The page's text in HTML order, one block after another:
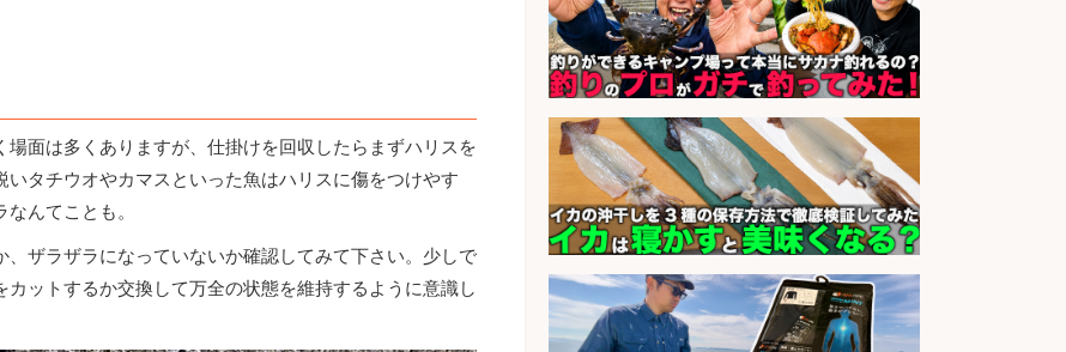
面は多くありますが、仕掛けを回収したらまずハリスを
タチウオやカマスといった魚はハリスに傷をつけやす
んてことも。
ザラザラになっていないか確認してみて下さい。少しで
ットするか交換して万全の状態を維持するように意識し
釣り好き必見「釣具の設計開
発」/DAIWA公認製品/年休117日
会社名
ッツ
sponsored by 求人ボックス
釣り具メーカーでの釣り竿の販売促
進業務
会社名 株式会社天龍
sponsored by 求人ボックス